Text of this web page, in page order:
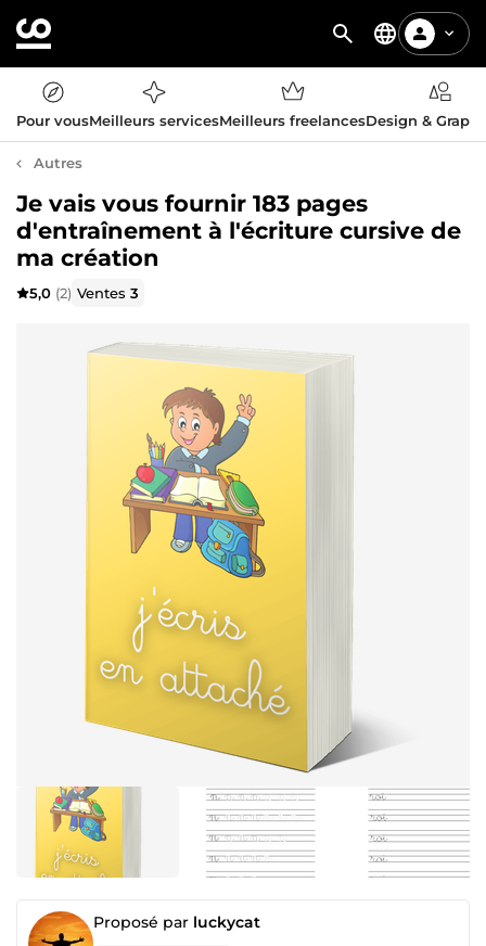
Pour vousMeilleurs servicesMeilleurs freelancesDesign &
Autres
Je vais vous fournir 183 pages
d'entraînement à l'écriture cursive de
ma création
5,0 (2) Ventes3
Proposé par luckycat